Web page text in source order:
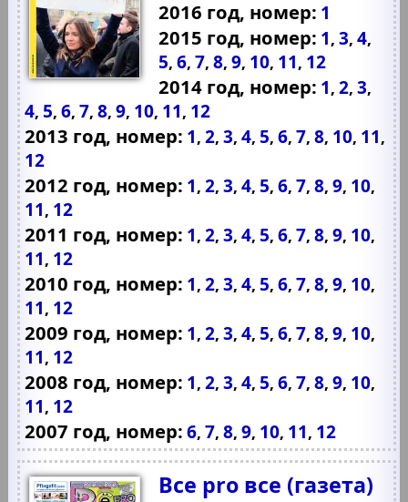
2016 год, номер: 1
2015 год, номер: 1,3,4,
5,6,7,8,9, 10, 11, 12
2014 год, номер: 1,2,3,
4, 5,6,7,8,9, 10, 11, 12
2013 год, номер: 1,2,3,4, 5,6,7,8, 10, 11,
12
2012 год, номер: 1,2,3,4, 5,6,7,8,9, 10,
11, 12
2011 год, номер: 1,2,3,4, 5,6,7,8,9, 10,
11, 12
2010 год, номер: 1,2,3,4, 5,6,7,8,9, 10,
11, 12
2009 год, номер: 1,2,3,4, 5,6,7,8,9, 10,
11, 12
2008 год, номер: 1,2,3,4, 5,6,7,8,9, 10,
11, 12
2007 год, номер: 6,7,8,9, 10, 11, 12
Все pro все (газета)